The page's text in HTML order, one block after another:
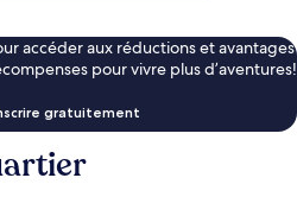
accéder aux réductions et avantages
pour vivre plus d’aventures!
gratuitement